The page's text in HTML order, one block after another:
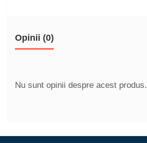
Opinii (0)
Nu sunt opinii despre acest produs.